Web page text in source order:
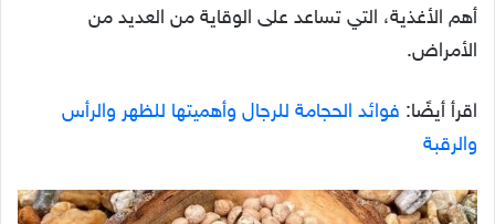
أهم الأغذية، التي تساعد على الوقاية من العديد من
الأمراض.
اقرأ أيضًا: فوائد الحجامة للرجال وأهميتها للظهر والرأس
والرقبة